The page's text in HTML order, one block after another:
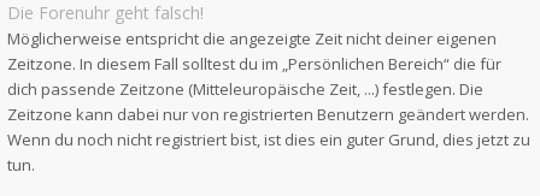
Die Forenuhr geht falsch!
Möglicherweise entspricht die angezeigte Zeit nicht deiner eigenen
Zeitzone. In diesem Fall solltest du im „Persönlichen Bereich“ die für
dich passende Zeitzone (Mitteleuropäische Zeit, ...) festlegen. Die
Zeitzone kann dabei nur von registrierten Benutzern geändert werden.
Wenn du noch nicht registriert bist, ist dies ein guter Grund, dies jetzt zu
tun.